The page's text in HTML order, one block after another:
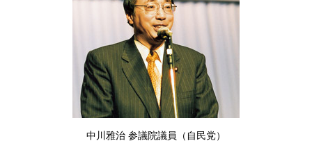
中川雅治 参議院議員（自民党）